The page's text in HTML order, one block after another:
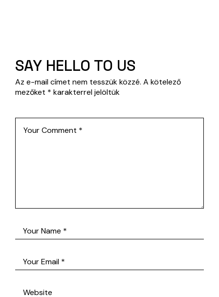
SAY HELLO TO US
Az e-mail címet nem tesszük közzé. A kötelező
mezőket * karakterrel jelöltük